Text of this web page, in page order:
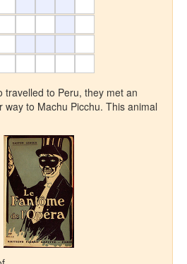
travelled to Peru, they met an
way to Machu Picchu. This animal